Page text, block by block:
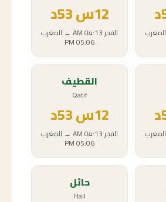
المغرب
12س
الفجر04:13 AM
→ المغرب
05:06 PM
المغرب
القطيف
Qatif
12س
الفجر04:13 AM
→ المغرب
05:06 PM
حائل
Hail